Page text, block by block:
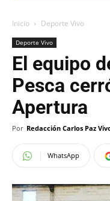
Inicio Deporte Vivo
Deporte Vivo
El equipo
Pesca
Apertura
Por Redacción Carlos Paz
WhatsApp